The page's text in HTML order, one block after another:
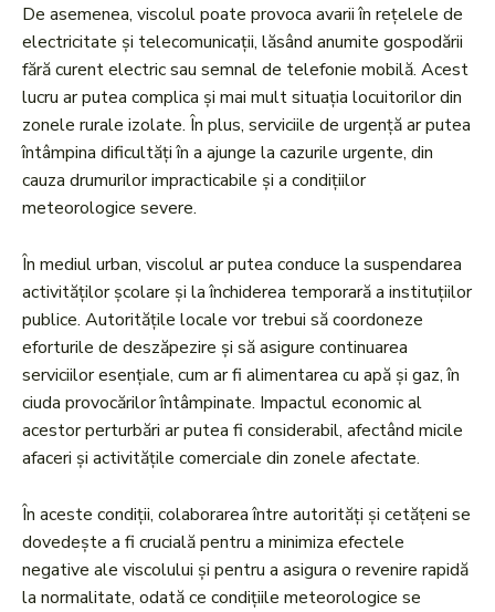
De asemenea, viscolul poate provoca avarii în rețelele de
electricitate și telecomunicații, lăsând anumite gospodării
fără curent electric sau semnal de telefonie mobilă. Acest
lucru ar putea complica și mai mult situația locuitorilor din
zonele rurale izolate. În plus, serviciile de urgență ar putea
întâmpina dificultăți în a ajunge la cazurile urgente, din
cauza drumurilor impracticabile și a condițiilor
meteorologice severe.
În mediul urban, viscolul ar putea conduce la suspendarea
activităților școlare și la închiderea temporară a instituțiilor
publice. Autoritățile locale vor trebui să coordoneze
eforturile de deszăpezire și să asigure continuarea
serviciilor esențiale, cum ar fi alimentarea cu apă și gaz, în
ciuda provocărilor întâmpinate. Impactul economic al
acestor perturbări ar putea fi considerabil, afectând micile
afaceri și activitățile comerciale din zonele afectate.
În aceste condiții, colaborarea între autorități și cetățeni se
dovedește a fi crucială pentru a minimiza efectele
negative ale viscolului și pentru a asigura o revenire rapidă
la normalitate, odată ce condițiile meteorologice se